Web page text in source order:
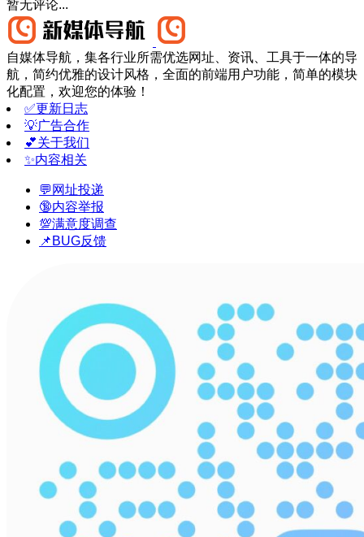
暂无评论...
自媒体导航，集各行业所需优选网址、资讯、工具于一体的导
航，简约优雅的设计风格，全面的前端用户功能，简单的模块
化配置，欢迎您的体验！
✅更新日志
💡广告合作
💕关于我们
✨内容相关
💬网址投递
🔞内容举报
💯满意度调查
📌BUG反馈